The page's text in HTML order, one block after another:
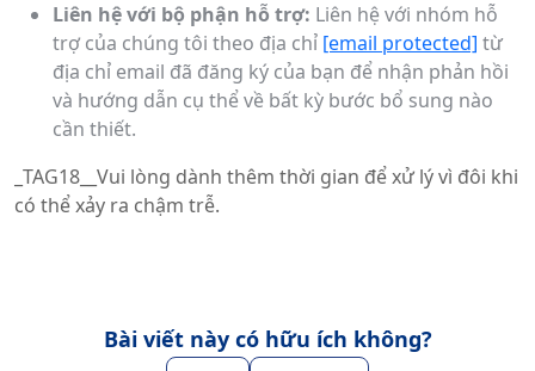
Liên hệ với bộ phận hỗ trợ: Liên hệ với nhóm hỗ
trợ của chúng tôi theo địa chỉ [email protected] từ
địa chỉ email đã đăng ký của bạn để nhận phản hồi
và hướng dẫn cụ thể về bất kỳ bước bổ sung nào
cần thiết.
_TAG18__Vui lòng dành thêm thời gian để xử lý vì đôi khi
có thể xảy ra chậm trễ.
Bài viết này có hữu ích không?